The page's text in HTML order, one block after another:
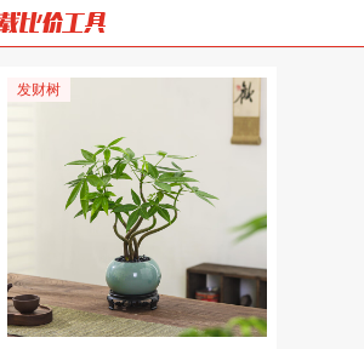
发财树